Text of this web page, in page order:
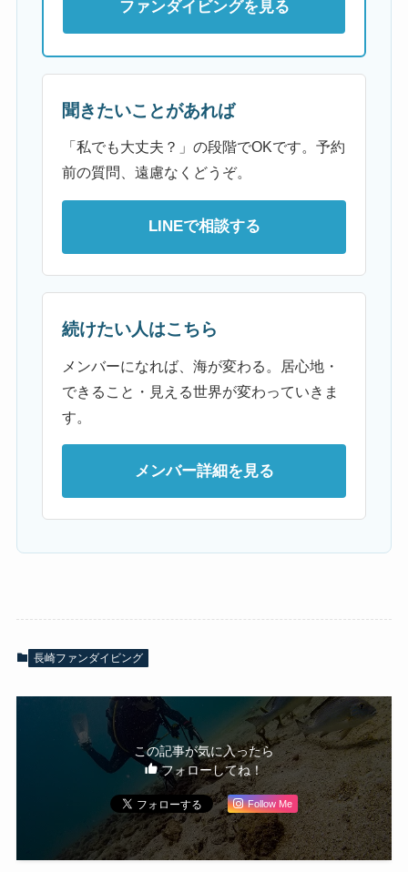
ファンダイビングを見る
聞きたいことがあれば
「私でも大丈夫？」の段階でOKです。予約
前の質問、遠慮なくどうぞ。
LINEで相談する
続けたい人はこちら
メンバーになれば、海が変わる。居心地・
できること・見える世界が変わっていきま
す。
メンバー詳細を見る
長崎ファンダイビング
この記事が気に入ったら
フォローしてね！
Follow Me